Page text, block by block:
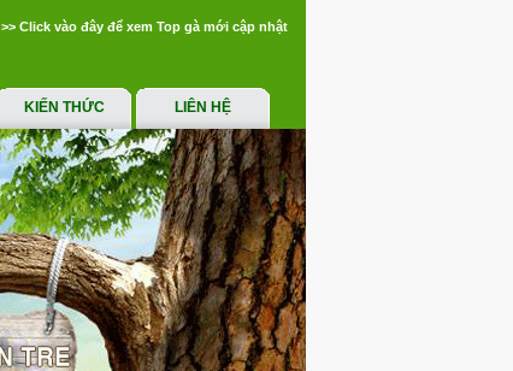
>> Click vào đây để xem Top gà mới cập nhật
KIẾN THỨC LIÊN HỆ